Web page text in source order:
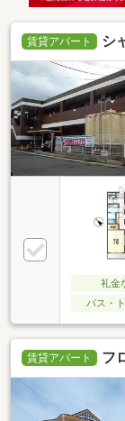
賃貸アパート シ
礼金
バス・
賃貸アパート フ